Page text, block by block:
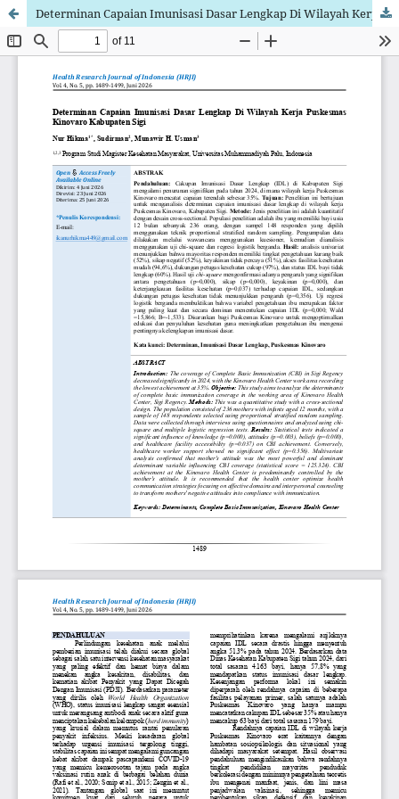
Determinan Capaian Imunisasi Dasar Lengkap Di Wilayah Kerja Puskesmas Kinovaro Kabupaten Sigi